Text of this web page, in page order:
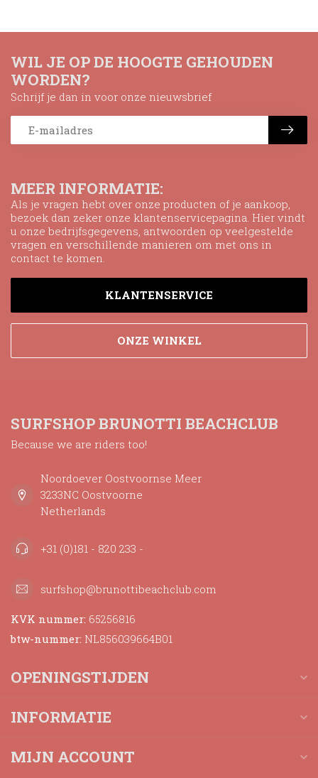
MEER INFORMATIE:
Als je vragen hebt over onze producten of je aankoop,
bezoek dan zeker onze klantenservicepagina. Hier vindt
u onze bedrijfsgegevens, antwoorden op veelgestelde
vragen en verschillende manieren om met ons in
contact te komen.
KLANTENSERVICE
ONZE WINKEL
WIL JE OP DE HOOGTE GEHOUDEN
WORDEN?
Schrijf je dan in voor onze nieuwsbrief
SURFSHOP BRUNOTTI BEACHCLUB
Because we are riders too!
Noordoever Oostvoornse Meer
3233NC Oostvoorne
Netherlands
+31 (0)181 - 820 233 -
surfshop@brunottibeachclub.com
KVK nummer: 65256816
btw-nummer: NL856039664B01
OPENINGSTIJDEN
INFORMATIE
MIJN ACCOUNT